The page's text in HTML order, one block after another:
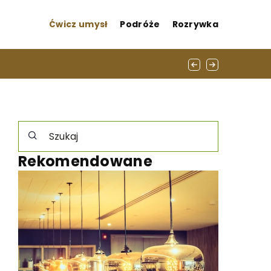
Ćwicz umysł Podróże Rozrywka
Rekomendowane